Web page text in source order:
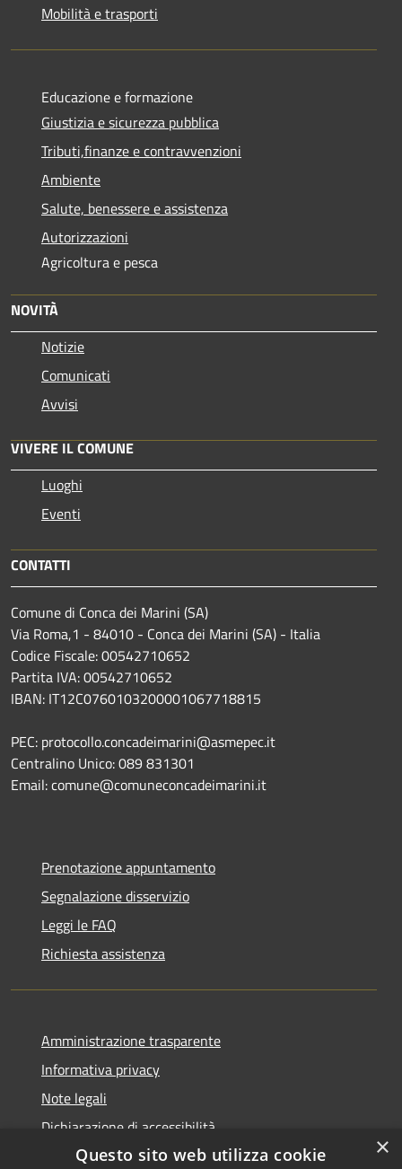
Mobilità e trasporti
Educazione e formazione
Giustizia e sicurezza pubblica
Tributi,finanze e contravvenzioni
Ambiente
Salute, benessere e assistenza
Autorizzazioni
Agricoltura e pesca
NOVITÀ
Notizie
Comunicati
Avvisi
VIVERE IL COMUNE
Luoghi
Eventi
CONTATTI
Comune di Conca dei Marini (SA)
Via Roma,1 - 84010 - Conca dei Marini (SA) - Italia
Codice Fiscale: 00542710652
Partita IVA: 00542710652
IBAN: IT12C0760103200001067718815
PEC: protocollo.concadeimarini@asmepec.it
Centralino Unico: 089 831301
Email: comune@comuneconcadeimarini.it
Prenotazione appuntamento
Segnalazione disservizio
Leggi le FAQ
Richiesta assistenza
Amministrazione trasparente
Informativa privacy
Note legali
Dichiarazione di accessibilità
×
Questo sito web utilizza cookie